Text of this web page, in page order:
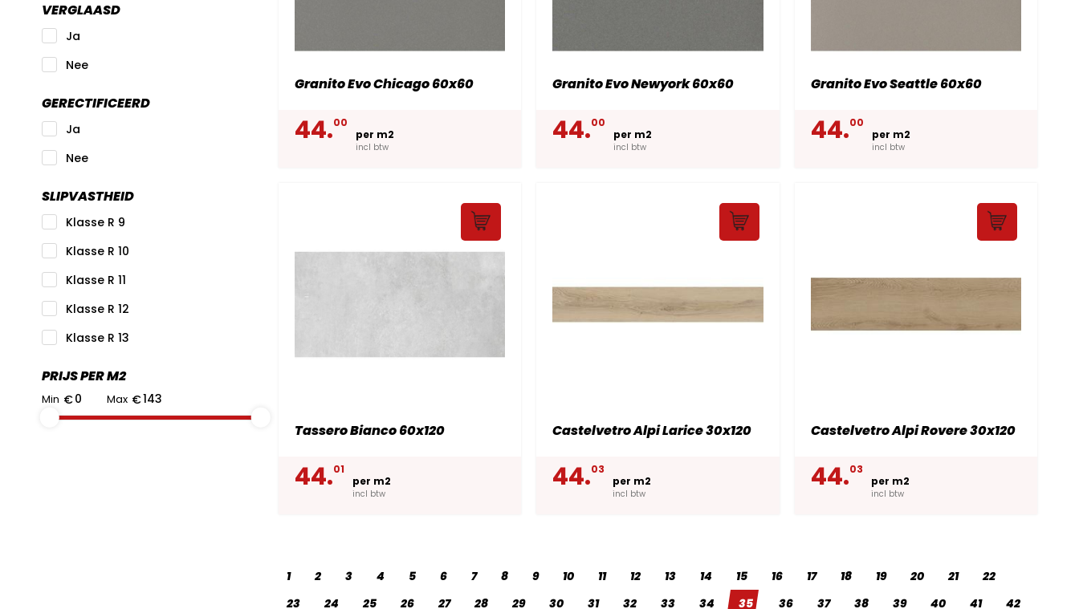
VERGLAASD
Ja
Nee
GERECTIFICEERD
Ja
Nee
SLIPVASTHEID
Klasse R 9
Klasse R 10
Klasse R 11
Klasse R 12
Klasse R 13
PRIJS PER M2
Min € Max €
Granito Evo Chicago 60x60
44.00
per m2
incl btw
Granito Evo Newyork 60x60
44.00
per m2
incl btw
Granito Evo Seattle 60x60
44.00
per m2
incl btw
Tassero Bianco 60x120
44.01
per m2
incl btw
Castelvetro Alpi Larice 30x120
44.03
per m2
incl btw
Castelvetro Alpi Rovere 30x120
44.03
per m2
incl btw
1 2 3 4 5 6 7 8 9 10 11 12 13 14 15 16 17 18 19 20 21
22
23
24 25 26 27 28 29 30 31 32 33 34 35 36 37 38 39 40 41
42